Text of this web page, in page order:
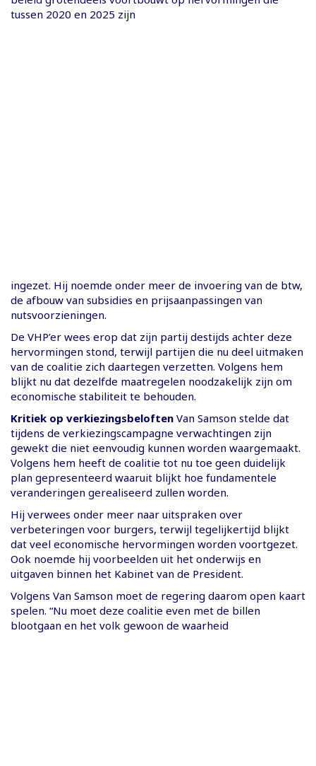
tussen 2020 en 2025 zijn
ingezet. Hij noemde onder meer de invoering van de btw,
de afbouw van subsidies en prijsaanpassingen van
nutsvoorzieningen.
De VHP’er wees erop dat zijn partij destijds achter deze
hervormingen stond, terwijl partijen die nu deel uitmaken
van de coalitie zich daartegen verzetten. Volgens hem
blijkt nu dat dezelfde maatregelen noodzakelijk zijn om
economische stabiliteit te behouden.
Kritiek op verkiezingsbeloften Van Samson stelde dat
tijdens de verkiezingscampagne verwachtingen zijn
gewekt die niet eenvoudig kunnen worden waargemaakt.
Volgens hem heeft de coalitie tot nu toe geen duidelijk
plan gepresenteerd waaruit blijkt hoe fundamentele
veranderingen gerealiseerd zullen worden.
Hij verwees onder meer naar uitspraken over
verbeteringen voor burgers, terwijl tegelijkertijd blijkt
dat veel economische hervormingen worden voortgezet.
Ook noemde hij voorbeelden uit het onderwijs en
uitgaven binnen het Kabinet van de President.
Volgens Van Samson moet de regering daarom open kaart
spelen. “Nu moet deze coalitie even met de billen
blootgaan en het volk gewoon de waarheid